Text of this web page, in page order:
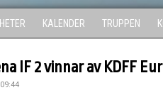
KALENDER TRUPPEN
IF 2 vinnar av KDFF